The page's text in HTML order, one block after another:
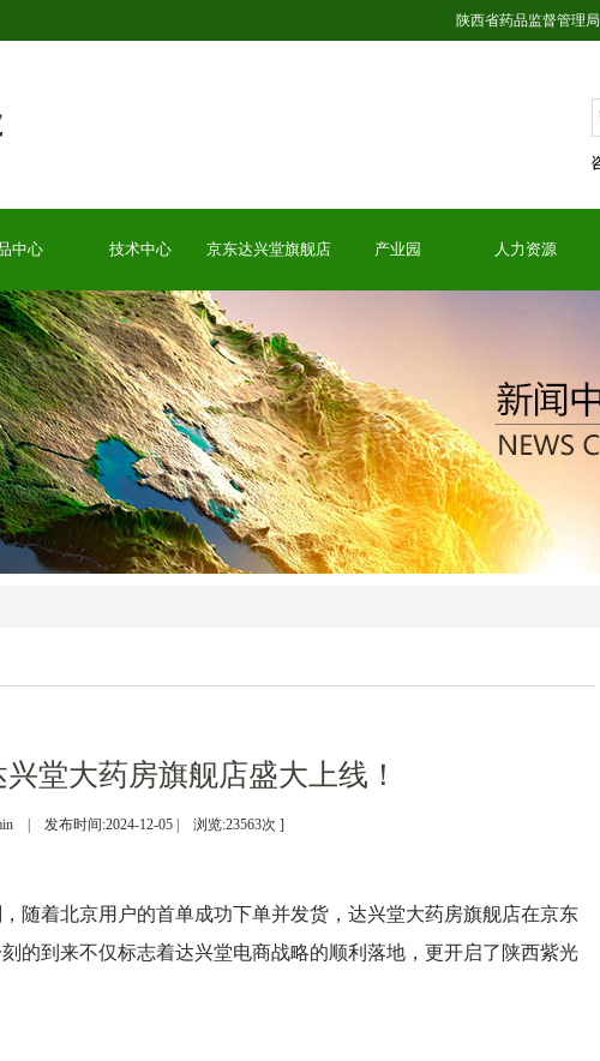
陕西省药品监督管理局
中心 技术中心 京东达兴堂旗舰店 产业园 人力资源
堂大药房旗舰店盛大上线！
| 发布时间:2024-12-05 | 浏览:23563次 ]
随着北京用户的首单成功下单并发货，达兴堂大药房旗舰店在京东
的到来不仅标志着达兴堂电商战略的顺利落地，更开启了陕西紫光